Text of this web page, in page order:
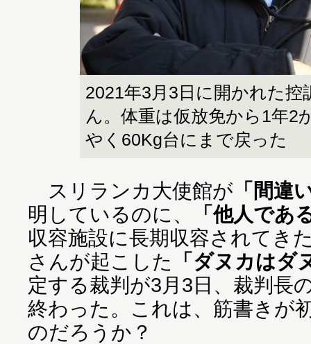
2021年3月3日に開かれた控
ん。体重は仮放免から1年2
やく60Kg台にまで戻った
スリランカ大使館が 「間違
明しているのに、
「他人であ
収容施設に長期収容されてき
さんが起こした
「ダヌカはダ
定する裁判が3月3日、裁判長
終わった。これは、筋書きが
のだろうか？